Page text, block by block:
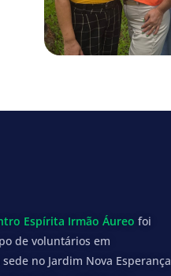
Espírita Irmão Áureo foi
de voluntários em
no Jardim Nova Esperança